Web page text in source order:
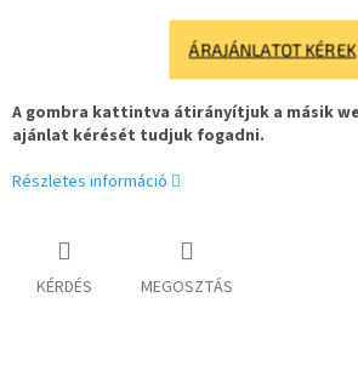
ÁRAJÁNLATOT KÉREK
A gombra kattintva átirányítjuk a másik
ajánlat kérését tudjuk fogadni.
Részletes információ
KÉRDÉS MEGOSZTÁS